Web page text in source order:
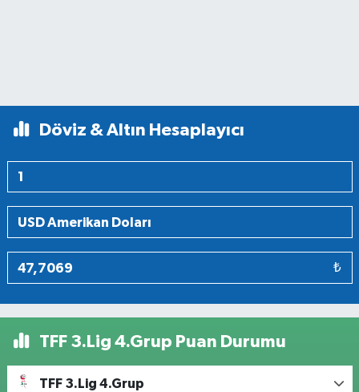
Döviz & Altın Hesaplayıcı
₺
TFF 3.Lig 4.Grup Puan Durumu
TFF 3.Lig 4.Grup